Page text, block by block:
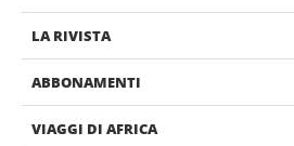
LA RIVISTA
ABBONAMENTI
VIAGGI DI AFRICA